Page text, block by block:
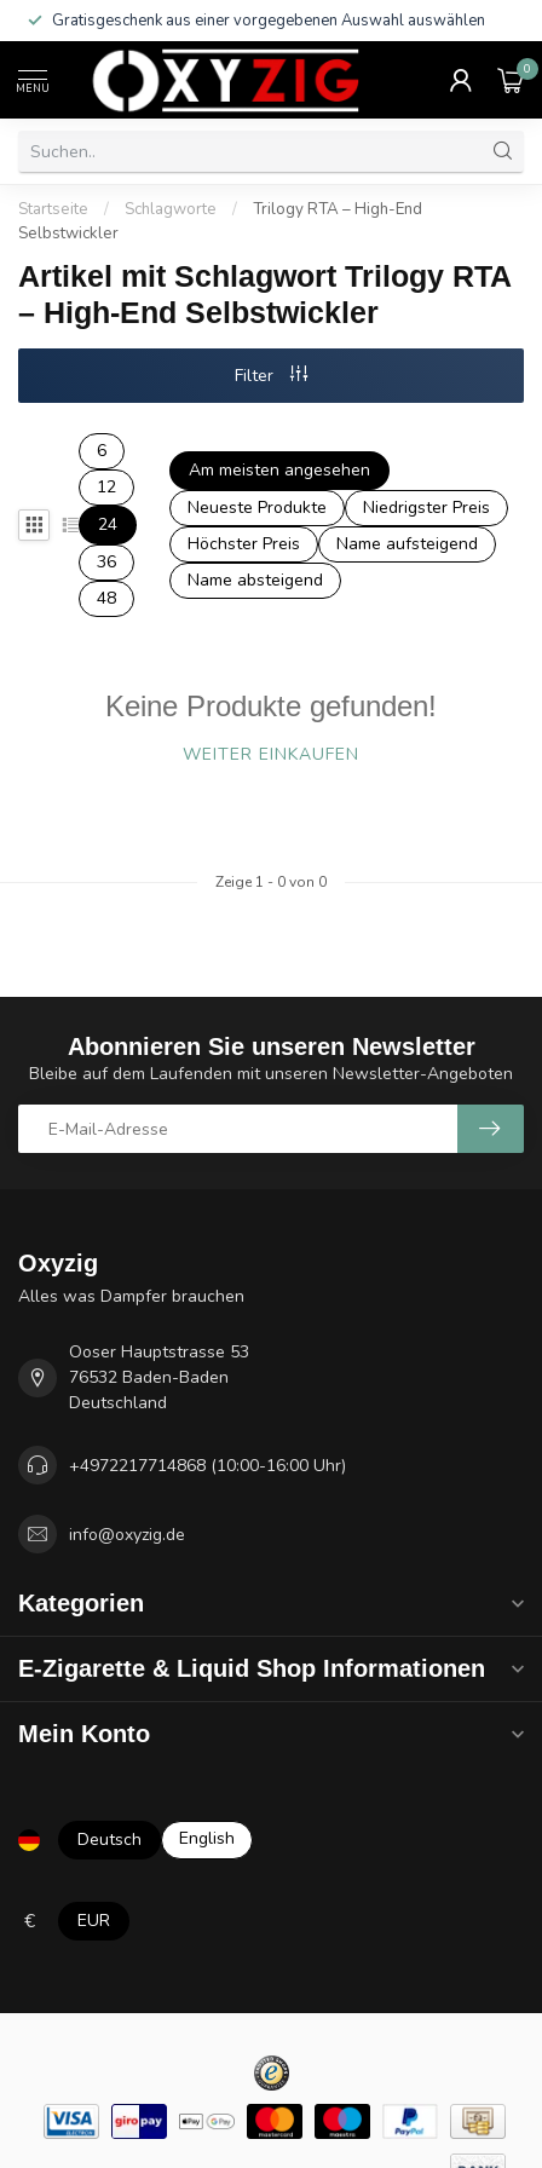
Gratisgeschenk aus einer vorgegebenen Auswahl auswählen
MENU
0
Startseite / Schlagworte /
Trilogy RTA – High-End
Selbstwickler
Artikel mit Schlagwort Trilogy RTA
– High-End Selbstwickler
Filter
6
12
24
36
48
Am meisten angesehen
Neueste Produkte
Niedrigster Preis
Höchster Preis
Name aufsteigend
Name absteigend
Keine Produkte gefunden!
WEITER EINKAUFEN
Zeige 1 - 0von 0
Abonnieren Sie unseren Newsletter
Bleibe auf dem Laufenden mit unseren Newsletter-Angeboten
Oxyzig
Alles was Dampfer brauchen
Ooser Hauptstrasse 53
76532 Baden-Baden
Deutschland
+4972217714868 (10:00-16:00 Uhr)
info@oxyzig.de
Kategorien
E-Zigarette & Liquid Shop Informationen
Mein Konto
Deutsch English
€ EUR